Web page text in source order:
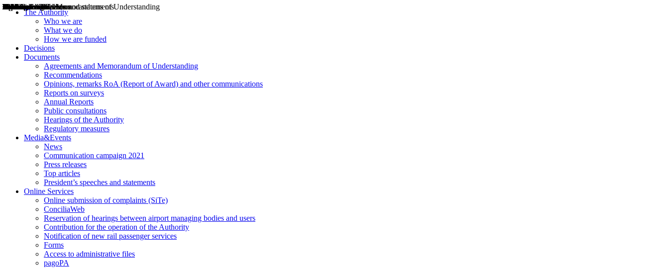
The Authority
Who we are
What we do
How we are funded
Decisions
Documents
Agreements and Memorandum of Understanding
Recommendations
Opinions, remarks RoA (Report of Award) and other communications
Reports on surveys
Annual Reports
Public consultations
Hearings of the Authority
Regulatory measures
Media&Events
News
Communication campaign 2021
Press releases
Top articles
President’s speeches and statements
Online Services
Online submission of complaints (SiTe)
ConciliaWeb
Reservation of hearings between airport managing bodies and users
Contribution for the operation of the Authority
Notification of new rail passenger services
Forms
Access to administrative files
pagoPA
Decisions
Opinions
Public consultations
Hearings
Recommendations
Agreements and Memorandums of Understanding
Relazioni annuali
Misure di regolazione
News
Press Releases
Bollettini ART
Convegni ART
President’s interviews
Top articles
President’s speeches and statements
2004
2005
2010
2013
2014
2015
2016
2017
2018
2019
202
2020
2021
2022
2023
2024
2025
2026
Aereo
Marittimo
Terrestre